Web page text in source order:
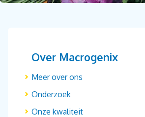
Over Macrogenix
Meer over ons
Onderzoek
Onze kwaliteit